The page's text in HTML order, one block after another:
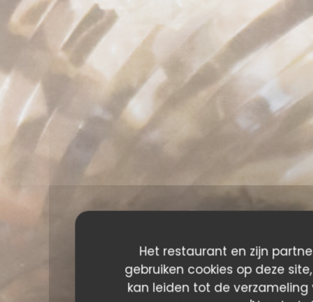
Het restaurant en zijn
gebruiken cookies op deze
kan leiden tot de verzameling